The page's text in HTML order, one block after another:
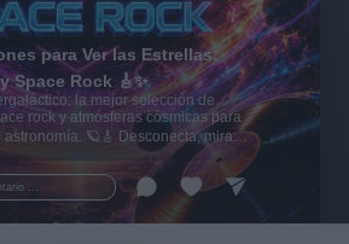
...
para Ver las Estrellas:
Space Rock 🎸✨
la mejor selección de
rock y atmósferas cósmicas para
astronomía. 🪐🎸 Desconecta, mira
y siente la gravedad cero. 💾 ¡Guarda
para tu próxima noche estrellada!